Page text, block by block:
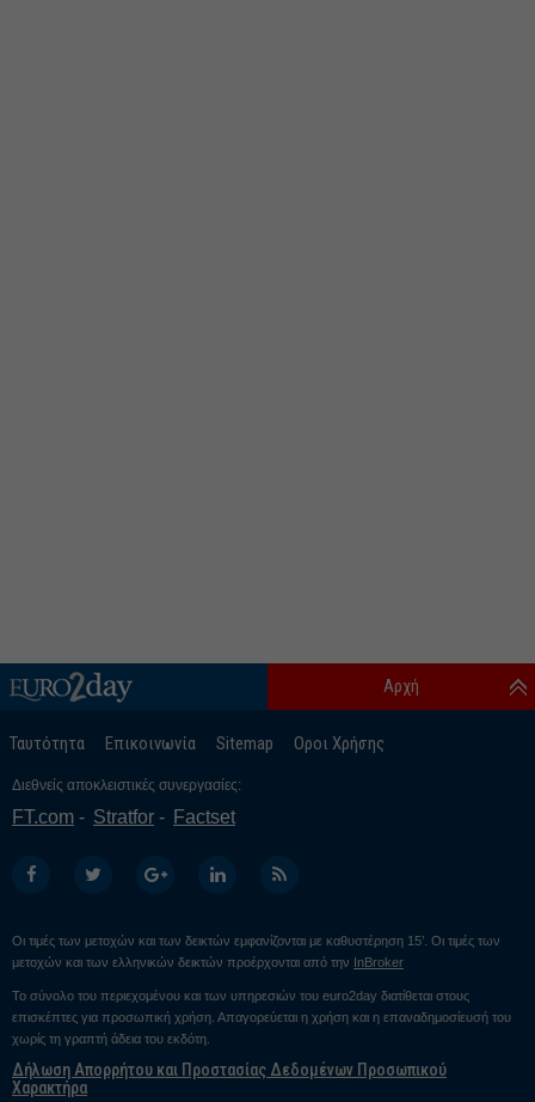
Ταυτότητα Επικοινωνία Sitemap Οροι Χρήσης
Αρχή
Διεθνείς αποκλειστικές συνεργασίες:
FT.com Stratfor Factset
Οι τιμές των μετοχών και των δεικτών εμφανίζονται με καθυστέρηση 15’. Οι τιμές των
μετοχών και των ελληνικών δεικτών προέρχονται από την InBroker
Το σύνολο του περιεχομένου και των υπηρεσιών του euro2day διατίθεται στους
επισκέπτες για προσωπική χρήση. Απαγορεύεται η χρήση και η επαναδημοσίευσή του
χωρίς τη γραπτή άδεια του εκδότη.
Δήλωση Απορρήτου και Προστασίας Δεδομένων Προσωπικού
Χαρακτήρα